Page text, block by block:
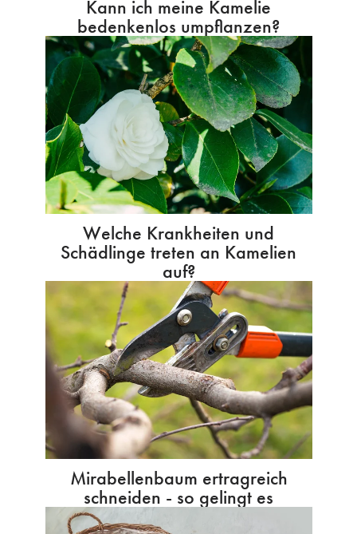
Kann ich meine Kamelie
bedenkenlos umpflanzen?
Welche Krankheiten und
Schädlinge treten an Kamelien
auf?
Mirabellenbaum ertragreich
schneiden - so gelingt es